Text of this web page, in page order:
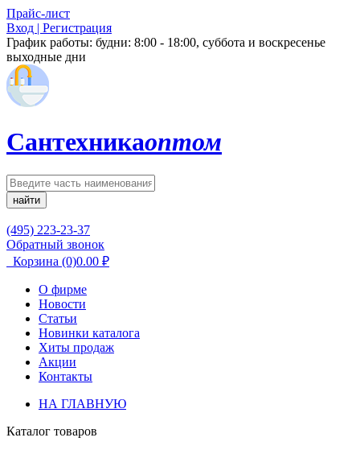
Прайс-лист
Вход | Регистрация
График работы: будни: 8:00 - 18:00, суббота и воскресенье
выходные дни
Сантехникаоптом
найти
(495) 223-23-37
Обратный звонок
Корзина (0)0.00 ₽
О фирме
Новости
Статьи
Новинки каталога
Хиты продаж
Акции
Контакты
НА ГЛАВНУЮ
Каталог товаров